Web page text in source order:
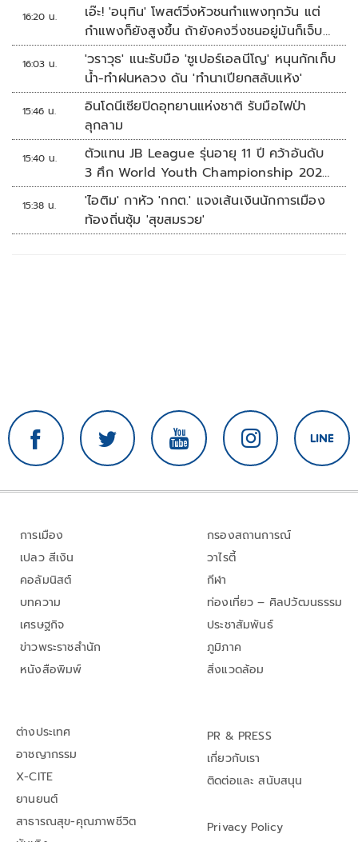
16:20 น.
เอ๊ะ! 'อนุทิน' โพสต์วิ่งหัวชนกำแพงทุกวัน แต่
กำแพงก็ยังสูงขึ้น ถ้ายังคงวิ่งชนอยู่มันก็เจ็บ
หัวอีก
16:03 น.
'วราวุธ' แนะรับมือ 'ซูเปอร์เอลนีโญ' หนุนกักเก็บ
น้ำ-ทำฝนหลวง ดัน 'ทำนาเปียกสลับแห้ง'
15:46 น.
อินโดนีเซียปิดอุทยานแห่งชาติ รับมือไฟป่า
ลุกลาม
15:40 น.
ตัวแทน JB League รุ่นอายุ 11 ปี คว้าอันดับ
3 ศึก World Youth Championship 2026
ที่สิงคโปร์
15:38 น.
'ไอติม' กาหัว 'กกต.' แจงเส้นเงินนักการเมือง
ท้องถิ่นซุ้ม 'สุขสมรวย'
การเมือง
เปลว สีเงิน
คอลัมนิสต์
บทความ
เศรษฐกิจ
ข่าวพระราชสำนัก
หนังสือพิมพ์
กรองสถานการณ์
วาไรตี้
กีฬา
ท่องเที่ยว – ศิลปวัฒนธรรม
ประชาสัมพันธ์
ภูมิภาค
สิ่งแวดล้อม
ต่างประเทศ
อาชญากรรม
X-CITE
ยานยนต์
สาธารณสุข-คุณภาพชีวิต
PR & PRESS
เกี่ยวกับเรา
ติดต่อและ สนับสนุน
Privacy Policy